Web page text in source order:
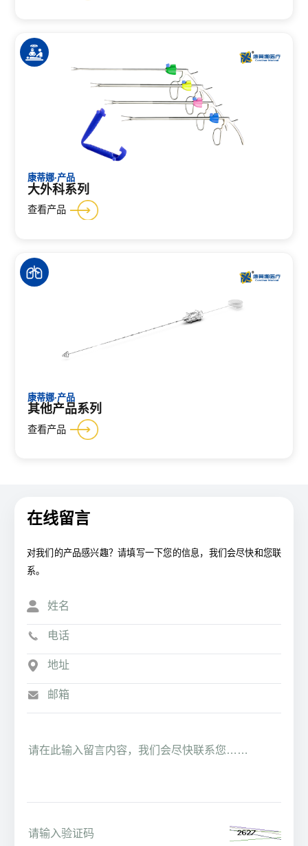
康蒂娜·产品
大外科系列
查看产品
康蒂娜·产品
其他产品系列
查看产品
在线留言
对我们的产品感兴趣？请填写一下您的信息，我们会尽快和您联
系。